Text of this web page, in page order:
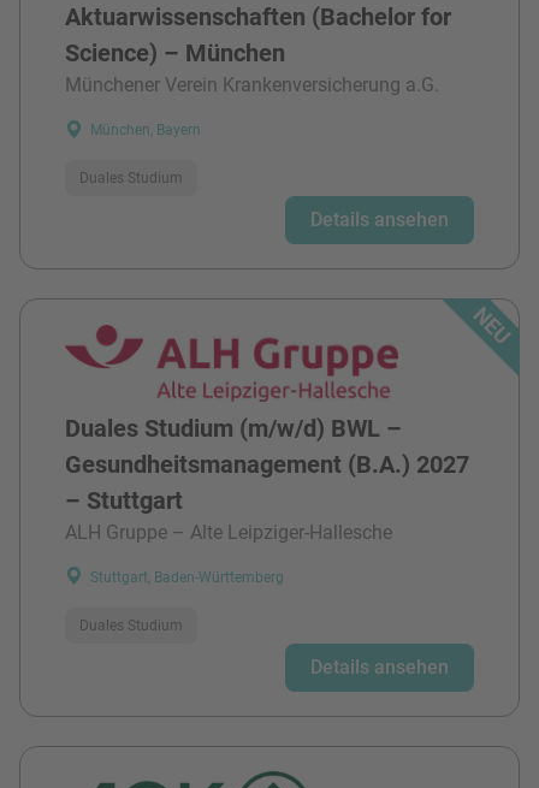
Aktuarwissenschaften (Bachelor for
Science) – München
Münchener Verein Krankenversicherung a.G.
München, Bayern
Duales Studium
Details ansehen
Duales Studium (m/w/d) BWL –
Gesundheitsmanagement (B.A.) 2027
– Stuttgart
ALH Gruppe – Alte Leipziger-Hallesche
Stuttgart, Baden-Württemberg
Duales Studium
Details ansehen